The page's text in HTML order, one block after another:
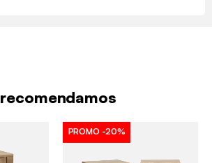
recomendamos
PROMO -20%